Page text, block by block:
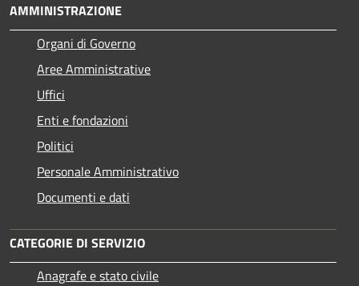
AMMINISTRAZIONE
Organi di Governo
Aree Amministrative
Uffici
Enti e fondazioni
Politici
Personale Amministrativo
Documenti e dati
CATEGORIE DI SERVIZIO
Anagrafe e stato civile